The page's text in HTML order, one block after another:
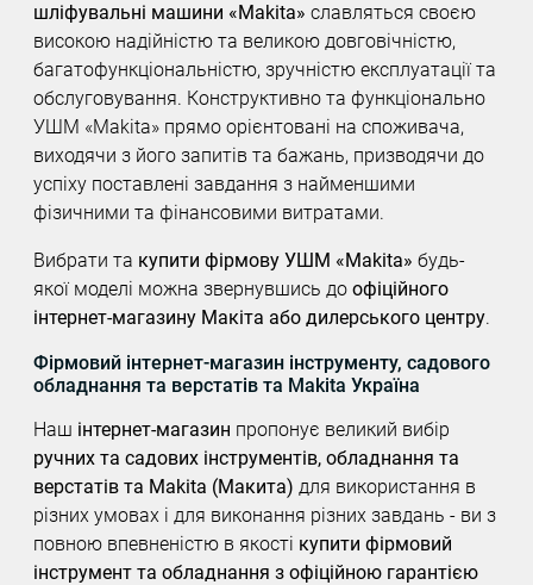
шліфувальні машини «Makita» славляться своєю
високою надійністю та великою довговічністю,
багатофункціональністю, зручністю експлуатації та
обслуговування. Конструктивно та функціонально
УШМ «Makita» прямо орієнтовані на споживача,
виходячи з його запитів та бажань, призводячи до
успіху поставлені завдання з найменшими
фізичними та фінансовими витратами.
Вибрати та купити фірмову УШМ «Makita» будь-
якої моделі можна звернувшись до офіційного
інтернет-магазину Макіта або дилерського центру.
Фірмовий інтернет-магазин інструменту, садового
обладнання та верстатів та Makita Україна
Наш інтернет-магазин пропонує великий вибір
ручних та садових інструментів, обладнання та
верстатів та Makita (Макита) для використання в
різних умовах і для виконання різних завдань - ви з
повною впевненістю в якості купити фірмовий
інструмент та обладнання з офіційною гарантією